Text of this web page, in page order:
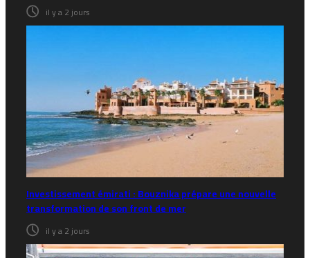
il y a 2 jours
Investissement émirati : Bouznika prépare une nouvelle
transformation de son front de mer
il y a 2 jours